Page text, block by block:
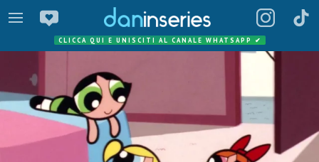
CLICCA QUI E UNISCITI AL CANALE WHATSAPP ✔